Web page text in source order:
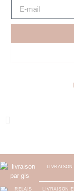
LIVRAISON